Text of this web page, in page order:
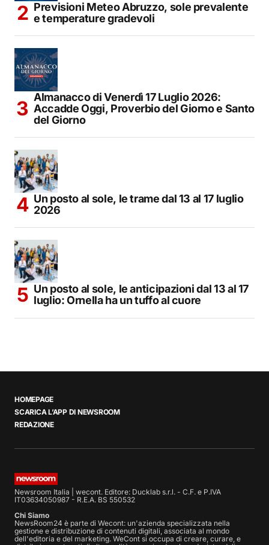
Previsioni Meteo Abruzzo, sole prevalente
e temperature gradevoli
Almanacco di Venerdì 17 Luglio 2026:
Accadde Oggi, Proverbio del Giorno e Santo
del Giorno
Un posto al sole, le trame dal 13 al 17 luglio
2026
Un posto al sole, le anticipazioni dal 13 al 17
luglio: Ornella ha un tuffo al cuore
HOMEPAGE
SCARICA L’APP DI NEWSROOM
REDAZIONE
Newsroom Italia | wecont. Editore: Ducklab s.r.l. - C.F. e P.IVA
IT03634050987 - R.E.A. BS 550532
Chi Siamo
NewsRoom24 è parte di Wecont: un'azienda specializzata nella
gestione e distribuzione di contenuti digitali, associata al mondo
dell'editoria e del marketing. WeCont si occupa di creare, curare, e